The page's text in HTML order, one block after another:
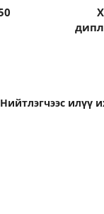
Нийтлэгчээс илүү